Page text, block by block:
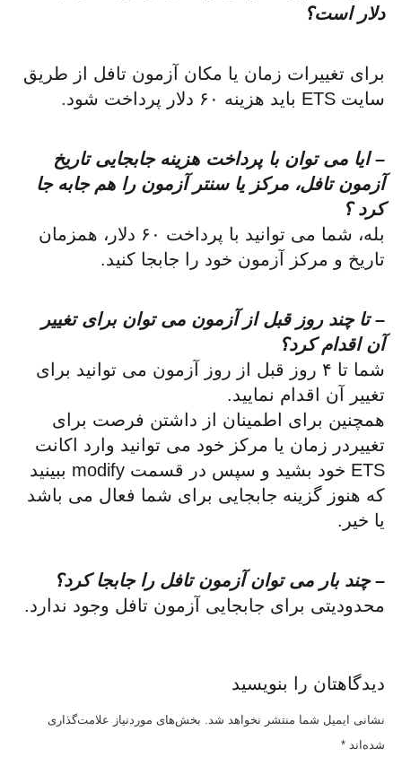
دلار است؟
برای تغییرات زمان یا مکان آزمون تافل از طریق
سایت ETS باید هزینه ۶۰ دلار پرداخت شود.
– ایا می توان با پرداخت هزینه جابجایی تاریخ
آزمون تافل، مرکز یا سنتر آزمون را هم جابه جا
کرد ؟
بله، شما می توانید با پرداخت ۶۰ دلار، همزمان
تاریخ و مرکز آزمون خود را جابجا کنید.
– تا چند روز قبل از آزمون می توان برای تغییر
آن اقدام کرد؟
شما تا ۴ روز قبل از روز آزمون می توانید برای
تغییر آن اقدام نمایید.
همچنین برای اطمینان از داشتن فرصت برای
تغییردر زمان یا مرکز خود می توانید وارد اکانت
ETS خود بشید و سپس در قسمت modify ببینید
که هنوز گزینه جابجایی برای شما فعال می باشد
یا خیر.
– چند بار می توان آزمون تافل را جابجا کرد؟
محدودیتی برای جابجایی آزمون تافل وجود ندارد.
دیدگاهتان را بنویسید
نشانی ایمیل شما منتشر نخواهد شد.
بخش‌های موردنیاز علامت‌گذاری
شده‌اند*